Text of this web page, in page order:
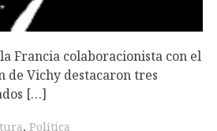
Francia colaboracionista con el
de Vichy destacaron tres
[…]
, Política